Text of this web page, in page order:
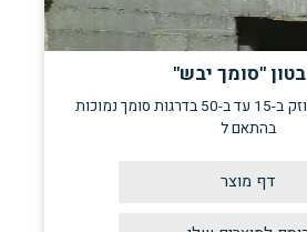
בטון "סומך יבש"
בטון מובא בדרגת חוזק ב-15 עד ב-50 בדרגות סומך נמוכות
בהתאם ל
דף מוצר